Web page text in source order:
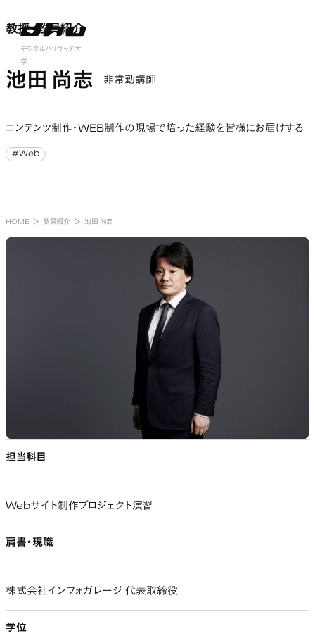
デジタルハリウッド大
学
open
教授・教員紹介
池田 尚志 非常勤講師
コンテンツ制作・WEB制作の現場で培った経験を皆様にお届けする
#Web
HOME 教員紹介 池田 尚志
担当科目
Webサイト制作プロジェクト演習
肩書・現職
株式会社インフォガレージ 代表取締役
学位